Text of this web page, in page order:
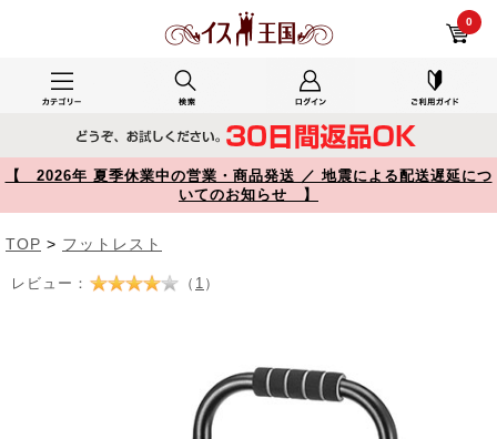
0
【 2026年 夏季休業中の営業・商品発送 ／ 地震による配送遅延につ
いてのお知らせ 】
TOP > フットレスト
レビュー： （ 1 ）